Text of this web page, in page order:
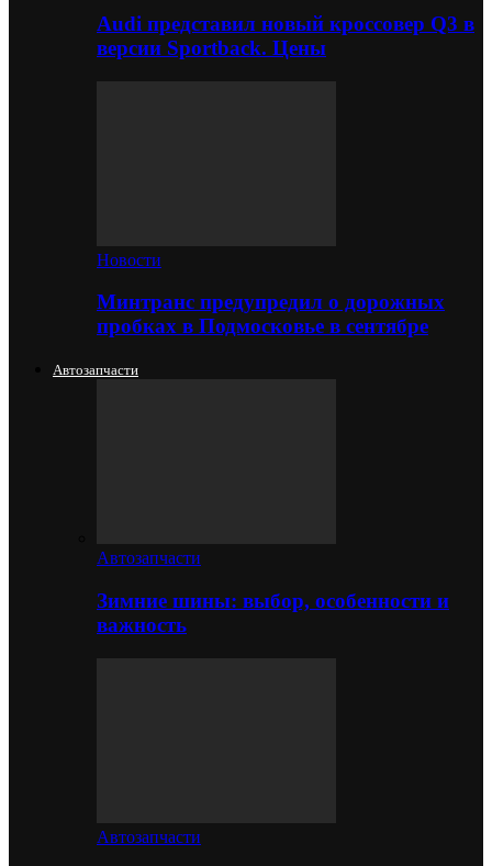
Audi представил новый кроссовер Q3 в
версии Sportback. Цены
Новости
Минтранс предупредил о дорожных
пробках в Подмосковье в сентябре
Автозапчасти
Автозапчасти
Зимние шины: выбор, особенности и
важность
Автозапчасти